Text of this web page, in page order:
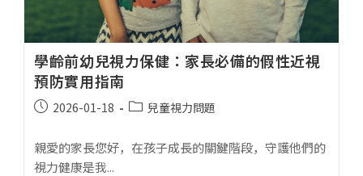
學齡前幼兒視力保健：家長必備的假性近視
預防實用指南
2026-01-18 兒童視力問題
親愛的家長您好，在孩子成長的關鍵階段，守護他們的
視力健康是我...